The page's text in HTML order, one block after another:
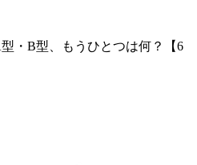
・B型、もうひとつは何？【6